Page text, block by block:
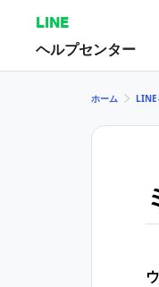
LINE
ヘルプセンター
ホーム LINE